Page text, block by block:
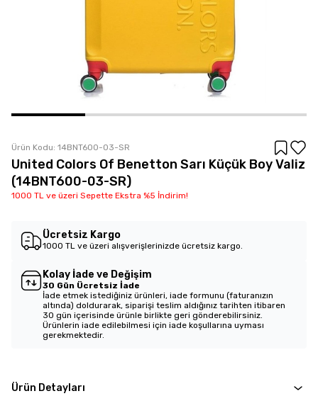
Ürün Kodu: 14BNT600-03-SR
United Colors Of Benetton Sarı Küçük Boy Valiz
(14BNT600-03-SR)
1000 TL ve üzeri Sepette Ekstra %5 İndirim!
Ücretsiz Kargo
1000 TL ve üzeri alışverişlerinizde ücretsiz kargo.
Kolay İade ve Değişim
30 Gün Ücretsiz İade
İade etmek istediğiniz ürünleri, iade formunu (faturanızın
altında) doldurarak, siparişi teslim aldığınız tarihten itibaren
30 gün içerisinde ürünle birlikte geri gönderebilirsiniz.
Ürünlerin iade edilebilmesi için iade koşullarına uyması
gerekmektedir.
Ürün Detayları